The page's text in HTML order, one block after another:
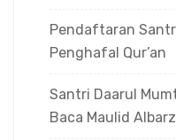
Pendaftaran
Penghafal Qur’an
Santri Daarul
Baca Maulid